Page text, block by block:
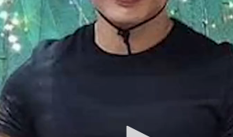
dân tình hết lời khen ngợi bởi nhan